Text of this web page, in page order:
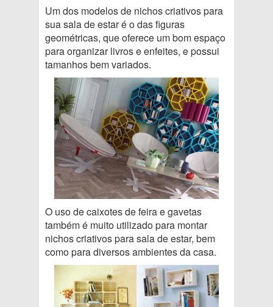
Um dos modelos de nichos criativos para
sua sala de estar é o das figuras
geométricas, que oferece um bom espaço
para organizar livros e enfeites, e possui
tamanhos bem variados.
O uso de caixotes de feira e gavetas
também é muito utilizado para montar
nichos criativos para sala de estar, bem
como para diversos ambientes da casa.